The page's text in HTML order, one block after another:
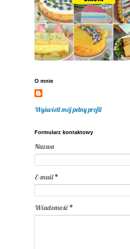
O mnie
Wyświetl mój pełny profil
Formularz kontaktowy
Nazwa
E-mail*
Wiadomość*